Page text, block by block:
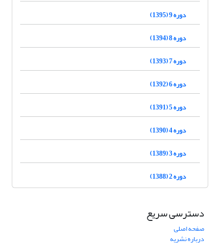
دوره 9 (1395)
دوره 8 (1394)
دوره 7 (1393)
دوره 6 (1392)
دوره 5 (1391)
دوره 4 (1390)
دوره 3 (1389)
دوره 2 (1388)
دسترسی سریع
صفحه اصلی
درباره نشریه